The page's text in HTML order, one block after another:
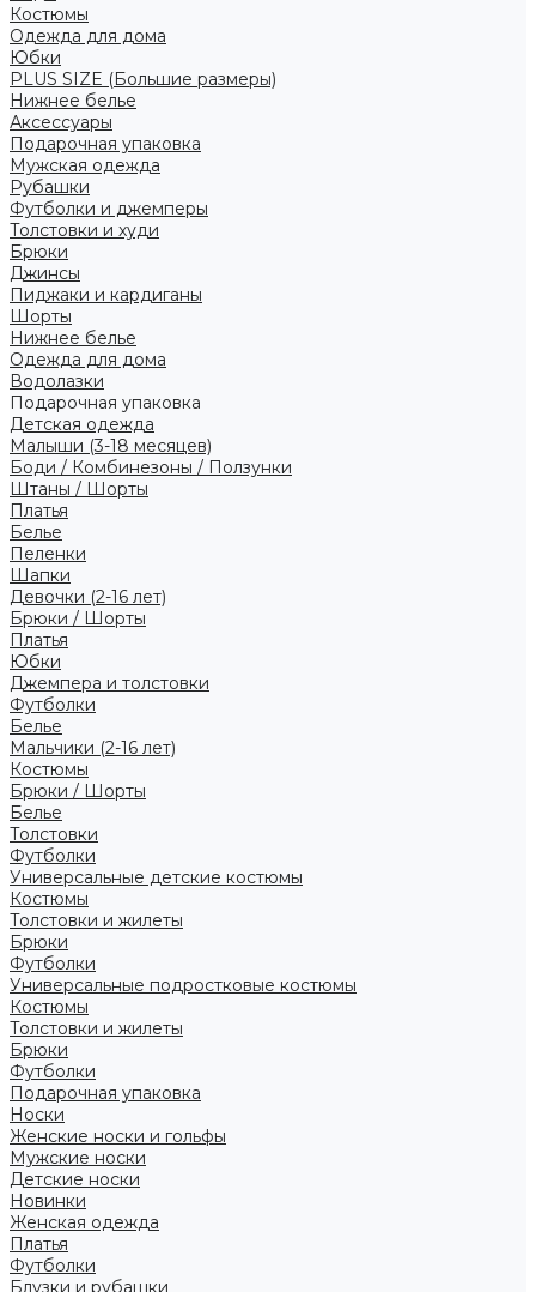
Костюмы
Одежда для дома
Юбки
PLUS SIZE (Большие размеры)
Нижнее белье
Аксессуары
Подарочная упаковка
Мужская одежда
Рубашки
Футболки и джемперы
Толстовки и худи
Брюки
Джинсы
Пиджаки и кардиганы
Шорты
Нижнее белье
Одежда для дома
Водолазки
Подарочная упаковка
Детская одежда
Малыши (3-18 месяцев)
Боди / Комбинезоны / Ползунки
Штаны / Шорты
Платья
Белье
Пеленки
Шапки
Девочки (2-16 лет)
Брюки / Шорты
Платья
Юбки
Джемпера и толстовки
Футболки
Белье
Мальчики (2-16 лет)
Костюмы
Брюки / Шорты
Белье
Толстовки
Футболки
Универсальные детские костюмы
Костюмы
Толстовки и жилеты
Брюки
Футболки
Универсальные подростковые костюмы
Костюмы
Толстовки и жилеты
Брюки
Футболки
Подарочная упаковка
Носки
Женские носки и гольфы
Мужские носки
Детские носки
Новинки
Женская одежда
Платья
Футболки
Блузки и рубашки